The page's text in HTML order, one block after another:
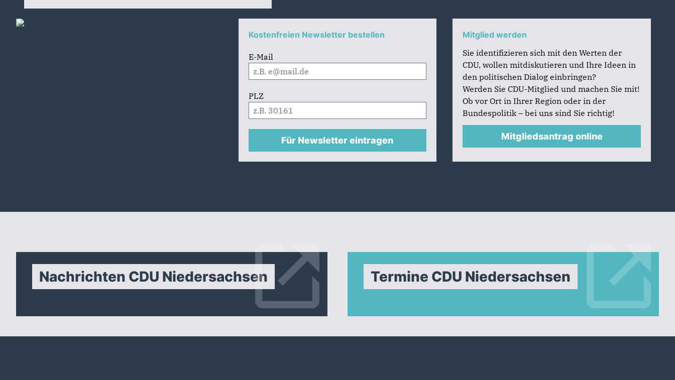
Kostenfreien Newsletter bestellen
E-Mail
PLZ
Für Newsletter eintragen
Mitglied werden
Sie identifizieren sich mit den Werten der
CDU, wollen mitdiskutieren und Ihre Ideen in
den politischen Dialog einbringen?
Werden Sie CDU-Mitglied und machen Sie mit!
Ob vor Ort in Ihrer Region oder in der
Bundespolitik – bei uns sind Sie richtig!
Mitgliedsantrag online
Nachrichten CDU Niedersachsen Termine CDU Niedersachsen